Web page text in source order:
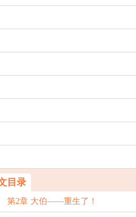
目录
第2章 大伯——重生了！